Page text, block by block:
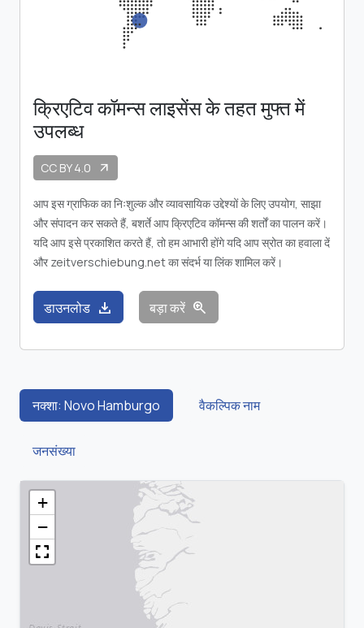
क्रिएटिव कॉमन्स लाइसेंस के तहत मुफ्त में
उपलब्ध
CC BY 4.0 arrow_outward
आप इस ग्राफिक का निःशुल्क और व्यावसायिक उद्देश्यों के लिए उपयोग, साझा
और संपादन कर सकते हैं, बशर्ते आप क्रिएटिव कॉमन्स की शर्तों का पालन करें।
यदि आप इसे प्रकाशित करते हैं, तो हम आभारी होंगे यदि आप स्रोत का हवाला दें
और zeitverschiebung.net का संदर्भ या लिंक शामिल करें।
डाउनलोड download बड़ा करें zoom_in
नक्शा: Novo Hamburgo वैकल्पिक नाम
जनसंख्या
+
−